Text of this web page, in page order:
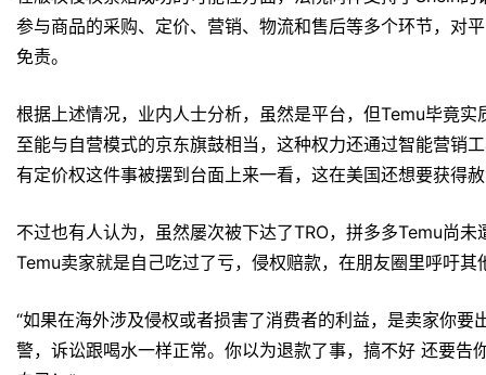
APP上看到，仅在2023年4月19日一天，拼多多国内电商总
起诉“上海寻梦信息技术有限公司”（即拼多多母公司）侵权
涉足美国法庭，Temu也做好了准备重铠加身。界面新闻报
所Boies Schiller Flexner，这是一家由国际审判律师、危机
David Boies曾被誉为“华尔街的王牌律师”，起诉地点则是
和“避风港原则”。
然而，Temu牌面出尽后美国法院却不吃这套，驳回了Temu